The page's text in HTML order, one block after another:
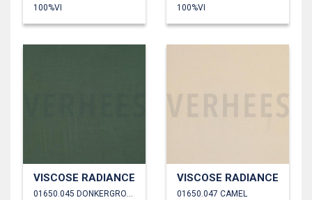
100%VI
100%VI
VISCOSE RADIANCE
01650.045 DONKERGROEN
VISCOSE RADIANCE
01650.047 CAMEL